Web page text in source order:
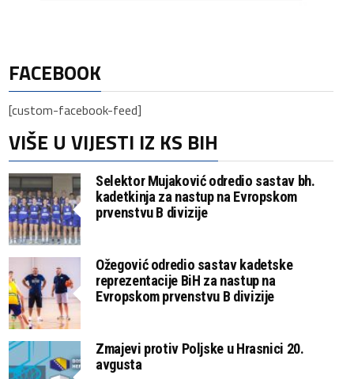
FACEBOOK
[custom-facebook-feed]
VIŠE U VIJESTI IZ KS BIH
Selektor Mujaković odredio sastav bh.
kadetkinja za nastup na Evropskom
prvenstvu B divizije
Ožegović odredio sastav kadetske
reprezentacije BiH za nastup na
Evropskom prvenstvu B divizije
Zmajevi protiv Poljske u Hrasnici 20.
avgusta